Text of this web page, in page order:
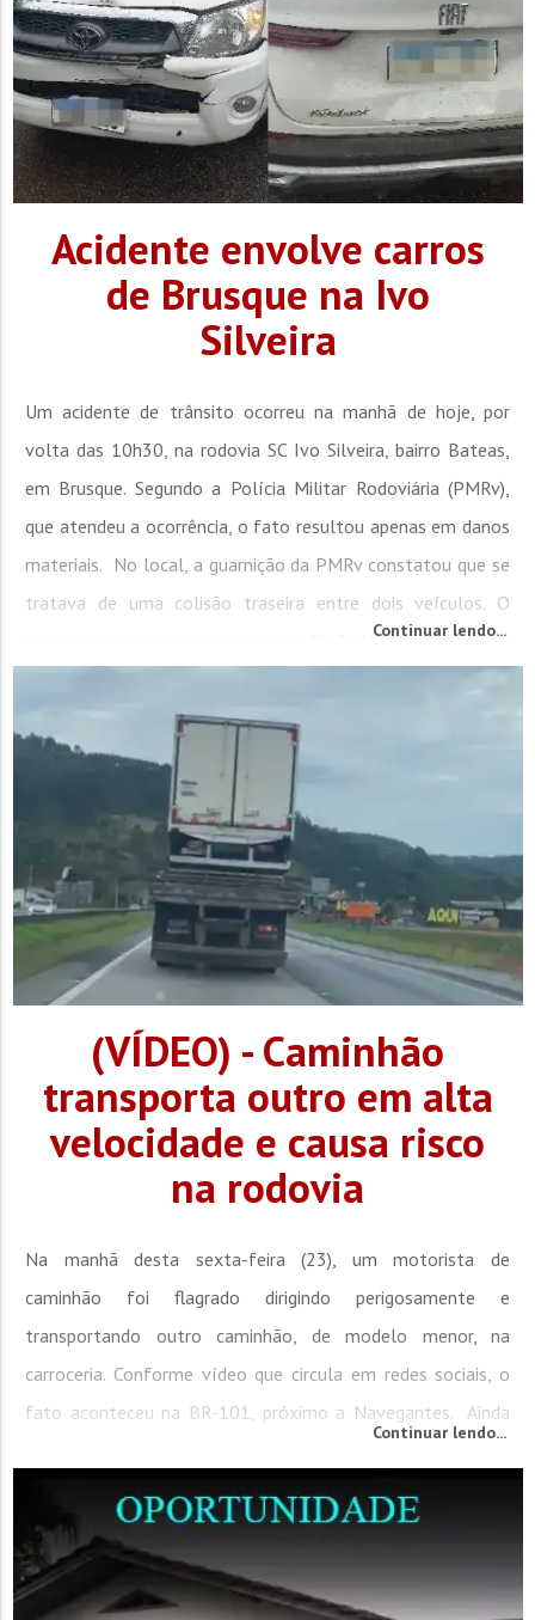
Acidente envolve carros
de Brusque na Ivo
Silveira
Um acidente de trânsito ocorreu na manhã de hoje, por
volta das 10h30, na rodovia SC Ivo Silveira, bairro Bateas,
em Brusque. Segundo a Polícia Militar Rodoviária (PMRv),
que atendeu a ocorrência, o fato resultou apenas em danos
materiais. No local, a guarnição da PMRv constatou que se
tratava de uma colisão traseira entre dois veículos. O
primeiro veículo envolvido era um FIAT AUDACE, registrado
Continuar lendo...
(VÍDEO) - Caminhão
transporta outro em alta
velocidade e causa risco
na rodovia
Na manhã desta sexta-feira (23), um motorista de
caminhão foi flagrado dirigindo perigosamente e
transportando outro caminhão, de modelo menor, na
carroceria. Conforme vídeo que circula em redes sociais, o
fato aconteceu na BR-101, próximo a Navegantes. Ainda
transportado encontrava-se suspenso, sem qualquer tipo de
segurança para os condutores que trafegavam na...
Continuar lendo...